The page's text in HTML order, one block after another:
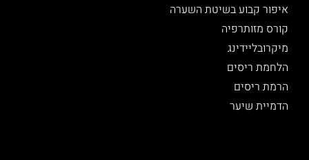
איפור קבוע בשיטת השערה
קורס מזותרפיה
מיקרובליידינג
הלחמת ריסים
הרמת ריסים
הדמיית שיער